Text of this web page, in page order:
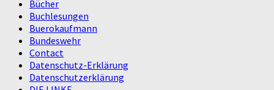
Bücher
Buchlesungen
Buerokaufmann
Bundeswehr
Contact
Datenschutz-Erklärung
Datenschutzerklärung